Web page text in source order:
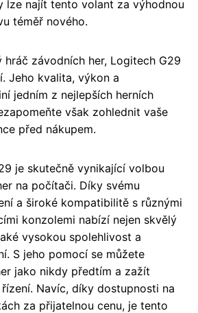
lze najít tento volant za výhodnou
téměř nového.
hráč závodních her, Logitech G29
Jeho kvalita, výkon a
jedním z nejlepších herních
však zohlednit vaše
před nákupem.
je skutečně vynikající volbou
na počítači. Díky svému
a široké kompatibilitě s různými
konzolemi nabízí nejen skvělý
vysokou spolehlivost a
S jeho pomocí se můžete
jako nikdy předtím a zažít
Navíc, díky dostupnosti na
za přijatelnou cenu, je tento